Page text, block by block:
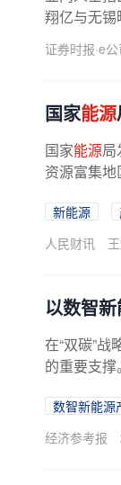
翔亿与无
的深度协同
证券时报·e公
国家能源
国家能源局
资源富集
新能源
人民财讯
以数智
在“双碳”
的重要支
数智新能源
经济参考报